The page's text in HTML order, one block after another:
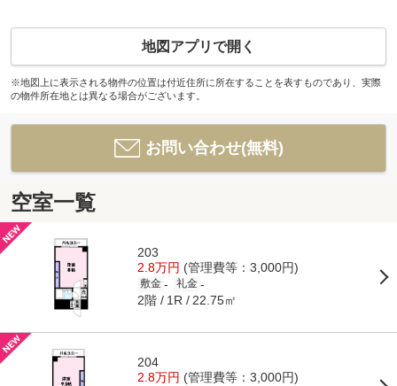
地図アプリで開く
※地図上に表示される物件の位置は付近住所に所在することを表すものであり、実際
の物件所在地とは異なる場合がございます。
お問い合わせ(無料)
空室一覧
203
2.8万円 (管理費等：3,000円)
敷金 - 礼金 -
2階 1R 22.75㎡
204
2.8万円 (管理費等：3,000円)